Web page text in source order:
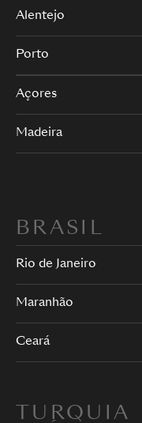
Alentejo
Porto
Açores
Madeira
BRASIL
Rio de Janeiro
Maranhão
Ceará
TURQUIA